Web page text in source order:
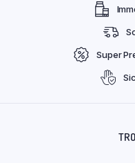
Super